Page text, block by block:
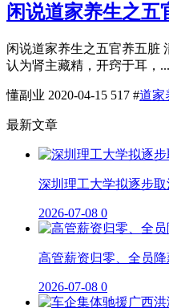
闲说道家养生之五
闲说道家养生之五官养五脏
认为肾主藏精，开窍于耳，...
懂副业 2020-04-15 517 #道家
最新文章
深圳理工大学拟逐步
2026-07-08 0
高管薪资归零、全员
2026-07-08 0